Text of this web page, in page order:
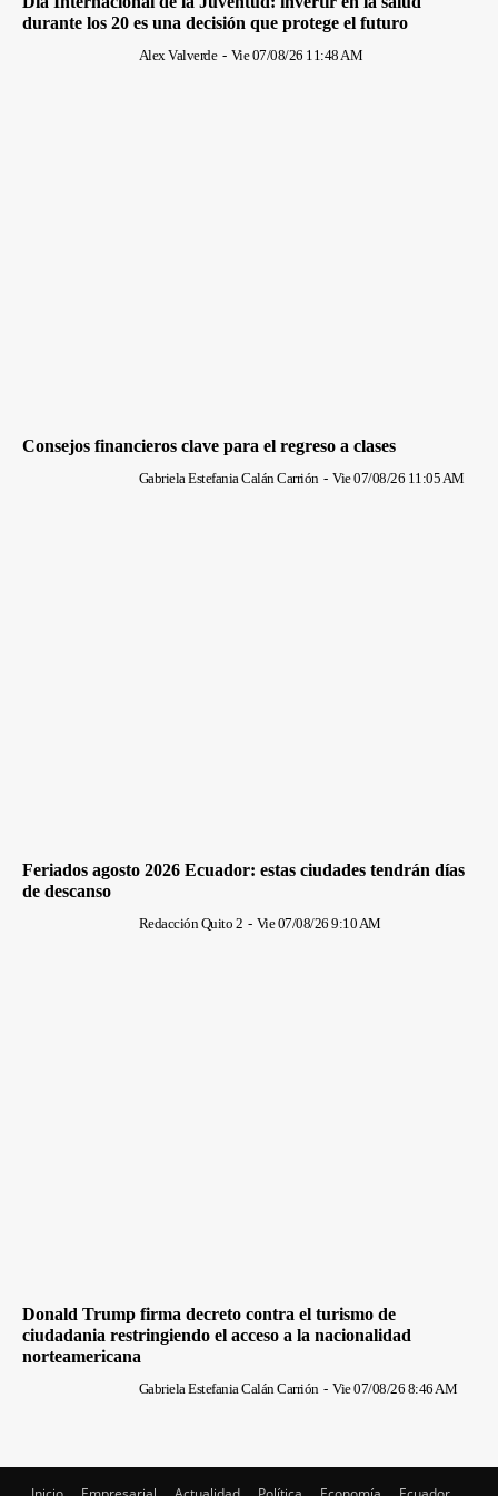
durante los 20 es una decisión que protege el futuro
Alex Valverde - Vie 07/08/26 11:48 AM
Consejos financieros clave para el regreso a clases
Gabriela Estefania Calán Carrión - Vie 07/08/26 11:05 AM
Feriados agosto 2026 Ecuador: estas ciudades tendrán días
de descanso
Redacción Quito 2 - Vie 07/08/26 9:10 AM
Donald Trump firma decreto contra el turismo de
ciudadania restringiendo el acceso a la nacionalidad
norteamericana
Gabriela Estefania Calán Carrión - Vie 07/08/26 8:46 AM